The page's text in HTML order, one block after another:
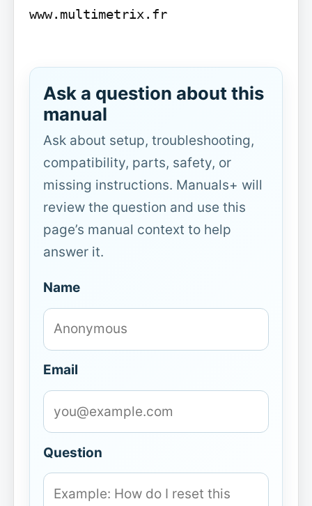
www.multimetrix.fr
Ask a question about this
manual
Ask about setup, troubleshooting,
compatibility, parts, safety, or
missing instructions. Manuals+ will
review the question and use this
page’s manual context to help
answer it.
Name
Email
Question